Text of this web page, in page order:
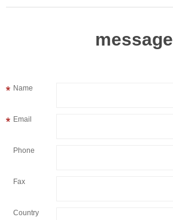
message
Name
Email
Phone
Fax
Country